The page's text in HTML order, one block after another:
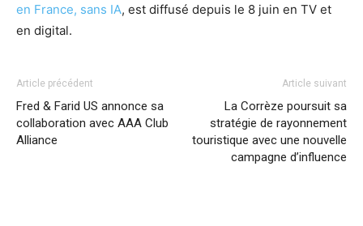
en France, sans IA, est diffusé depuis le 8 juin en TV et
en digital.
Article précédent
Fred & Farid US annonce sa
collaboration avec AAA Club
Alliance
Article suivant
La Corrèze poursuit sa
stratégie de rayonnement
touristique avec une nouvelle
campagne d’influence